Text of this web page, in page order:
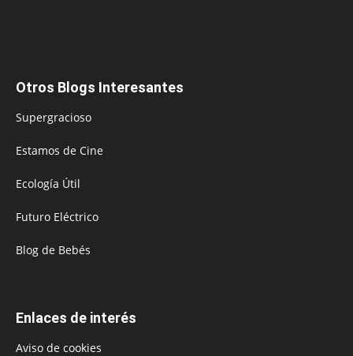
Otros Blogs Interesantes
Supergracioso
Estamos de Cine
Ecología Útil
Futuro Eléctrico
Blog de Bebés
Enlaces de interés
Aviso de cookies